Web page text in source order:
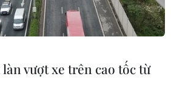
Maduro khẳng định đây là minh
dân Venezuela không bao giờ
cường quyền.
vượt xe trên cao tốc từ